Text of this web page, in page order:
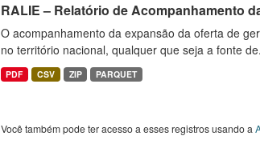
RALIE – Relatório de Acompanhamento
O acompanhamento da expansão da oferta de
no território nacional, qualquer que seja a fonte
PDF CSV ZIP PARQUET
Você também pode ter acesso a esses registros usando a